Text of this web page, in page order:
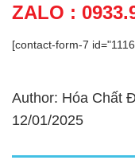
ZALO :
[contact-form-7
Author: Hóa Chất
12/01/2025